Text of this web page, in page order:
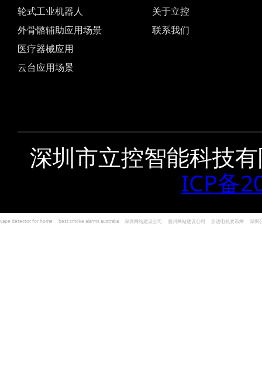
轮式工业机器人
外骨骼辅助应用场景
医疗器械应用
云台应用场景
关于立控
联系我们
深圳市立控智能科技
ICP备
vape detector for home best smoke alarms australia 深圳网站建设公司 惠州网站建设公司 步进电机资讯网 深圳